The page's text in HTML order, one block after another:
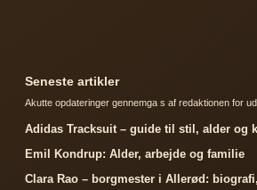
Seneste artikler
Akutte opdateringer gennemga s af redaktionen for
Adidas Tracksuit – guide til stil, alder og
Emil Kondrup: Alder, arbejde og familie
Clara Rao – borgmester i Allerød: